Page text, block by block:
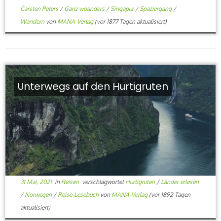
Carsten Peters / Ganz woanders / Singapur/ Spaziergang /
Wandern von MANA-Verlag(vor 1877 Tagen aktualisiert)
Unterwegs auf den Hurtigruten
31 Mai, 2021in Reisen verschlagwortetHurtigruten / Länder erlesen
/ Norwegen / Reise-Lesebuch von MANA-Verlag(vor 1892 Tagen
aktualisiert)